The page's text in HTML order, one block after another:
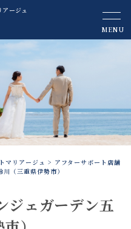
ージュ
MENU
マリアージュ > アフターサポート店舗
（三重県伊勢市）
ジェガーデン五